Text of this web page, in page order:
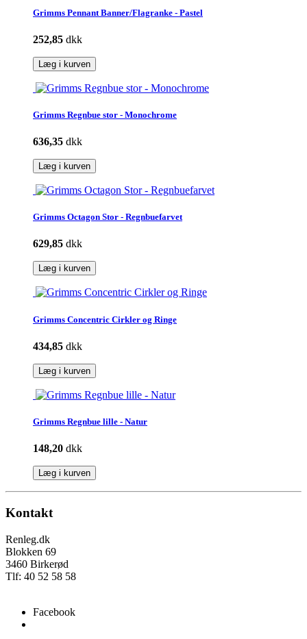
Grimms Pennant Banner/Flagranke - Pastel
252,85 dkk
Læg i kurven
Grimms Regnbue stor - Monochrome
636,35 dkk
Læg i kurven
Grimms Octagon Stor - Regnbuefarvet
629,85 dkk
Læg i kurven
Grimms Concentric Cirkler og Ringe
434,85 dkk
Læg i kurven
Grimms Regnbue lille - Natur
148,20 dkk
Læg i kurven
Kontakt
Renleg.dk
Blokken 69
3460 Birkerød
Tlf: 40 52 58 58
Facebook